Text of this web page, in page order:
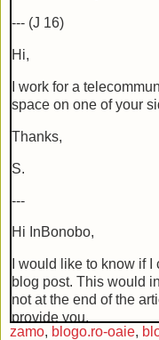
--- (J 16)
Hi,
I work for a
space on one of your
Thanks,
S.
---
Hi InBonobo,
I would like to know if
blog post. This would
not at the end of the
provide you.
zamo, blogo.ro-oaie,